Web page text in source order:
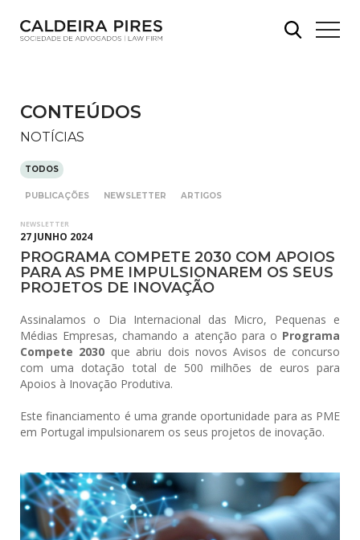
CONTEÚDOS
NOTÍCIAS
TODOS
PUBLICAÇÕES NEWSLETTER ARTIGOS
NEWSLETTER
27 JUNHO 2024
PROGRAMA COMPETE 2030 COM APOIOS
PARA AS PME IMPULSIONAREM OS SEUS
PROJETOS DE INOVAÇÃO
Assinalamos o Dia Internacional das Micro, Pequenas e
Médias Empresas, chamando a atenção para o Programa
Compete 2030 que abriu dois novos Avisos de concurso
com uma dotação total de 500 milhões de euros para
Apoios à Inovação Produtiva.
Este financiamento é uma grande oportunidade para as PME
em Portugal impulsionarem os seus projetos de inovação.